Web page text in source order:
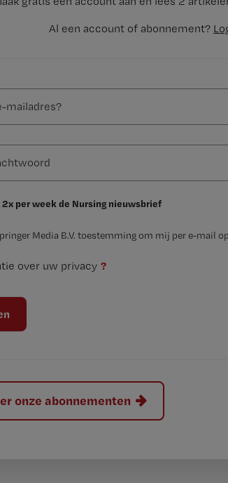
Al een account of abonnement?
2x per week de Nursing nieuwsbrief
Media B.V. toestemming om mij per e-mail
over uw privacy ?
onze abonnementen